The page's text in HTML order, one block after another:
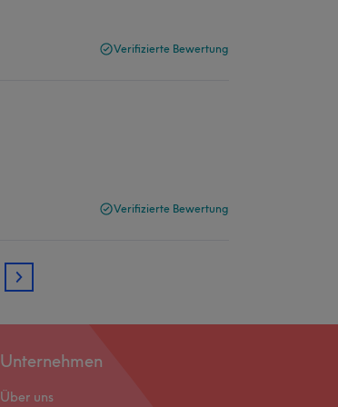
Verifizierte Bewertung
Verifizierte Bewertung
426
Unternehmen
Über uns